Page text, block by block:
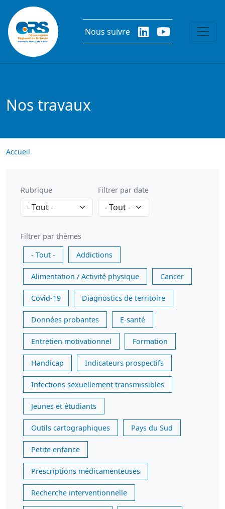
Aller au contenu principal
Nous suivre
Nos travaux
Accueil
Rubrique Filtrer par date
Filtrer par thèmes
- Tout -
Addictions
Alimentation / Activité physique Cancer
Covid-19 Diagnostics de territoire
Données probantes E-santé
Entretien motivationnel Formation
Handicap Indicateurs prospectifs
Infections sexuellement transmissibles
Jeunes et étudiants
Outils cartographiques Pays du Sud
Petite enfance
Prescriptions médicamenteuses
Recherche interventionnelle